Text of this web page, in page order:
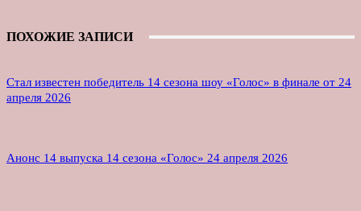
ПОХОЖИЕ ЗАПИСИ
Стал известен победитель 14 сезона шоу «Голос» в финале от 24
апреля 2026
Анонс 14 выпуска 14 сезона «Голос» 24 апреля 2026